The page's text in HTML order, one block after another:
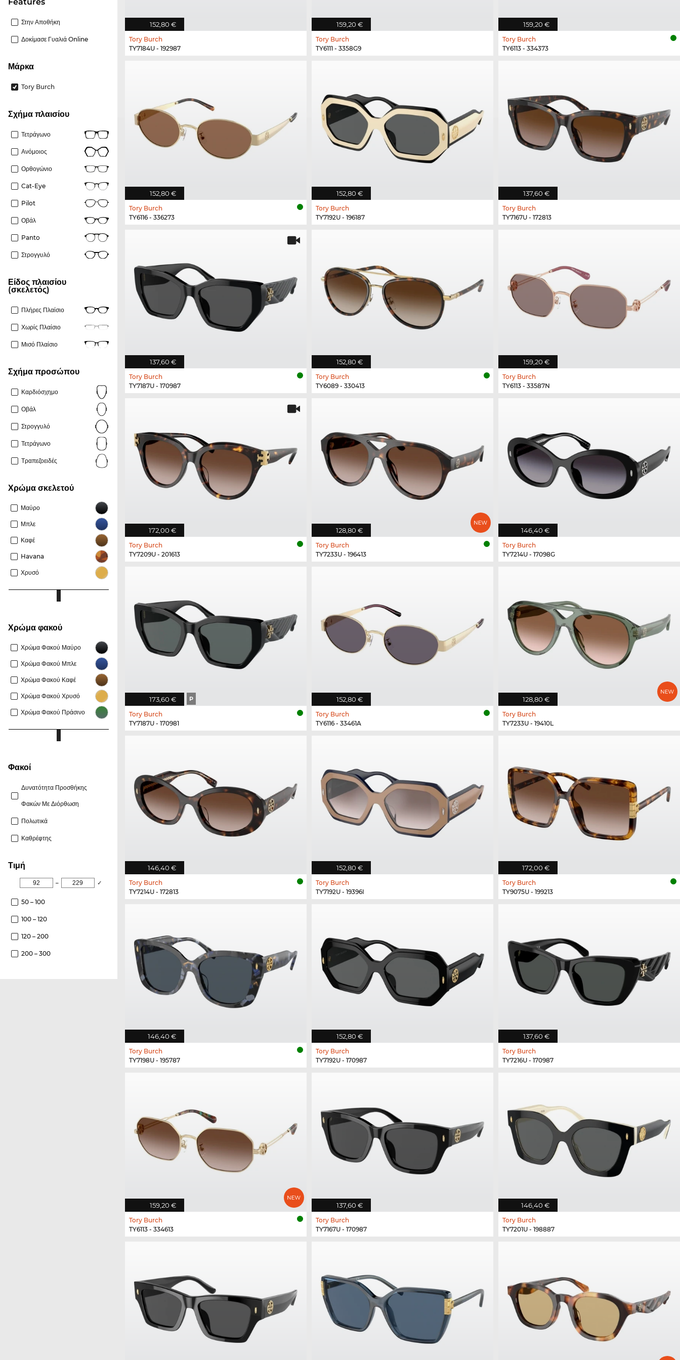
Στην Αποθήκη
Δοκίμασε Γυαλιά Online
Μάρκα
Tory Burch
Σχήμα πλαισίου
Τετράγωνο
Ανόμοιος
Ορθογώνιο
Cat-Eye
Pilot
Οβάλ
Panto
Στρογγυλό
Είδος πλαισίου
(σκελετός)
Πλήρες Πλαίσιο
Χωρίς Πλαίσιο
Μισό Πλαίσιο
Σχήμα προσώπου
Καρδιόσχημο
Οβάλ
Στρογγυλό
Τετράγωνο
Τραπεζοειδές
Χρώμα σκελετού
Μαύρο
Μπλε
Καφέ
Havana
Χρυσό
Χρώμα φακού
Χρώμα Φακού Μαύρο
Χρώμα Φακού Μπλε
Χρώμα Φακού Καφέ
Χρώμα Φακού Χρυσό
Χρώμα Φακού Πράσινο
φακοί
Δυνατότητα Προσθήκης
Φακών Με Διόρθωση
Πολωτικά
Καθρέφτης
Τιμή
– ✓
50 – 100
100 – 120
120 – 200
200 – 300
152,80 €
Tory Burch
TY7184U - 192987
159,20 €
Tory Burch
TY6111 - 3358G9
159,20 €
Tory Burch
TY6113 - 334373
152,80 €
Tory Burch
TY6116 - 336273
152,80 €
Tory Burch
TY7192U - 196187
137,60 €
Tory Burch
TY7167U - 172813
137,60 €
Tory Burch
TY7187U - 170987
152,80 €
Tory Burch
TY6089 - 330413
159,20 €
Tory Burch
TY6113 - 33587N
172,00 €
Tory Burch
TY7209U - 201613
128,80 €
Tory Burch
TY7233U - 196413
146,40 €
Tory Burch
TY7214U - 17098G
173,60 € P
Tory Burch
TY7187U - 170981
152,80 €
Tory Burch
TY6116 - 33461A
128,80 €
Tory Burch
TY7233U - 19410L
146,40 €
Tory Burch
TY7214U - 172813
152,80 €
Tory Burch
TY7192U - 19396I
172,00 €
Tory Burch
TY9075U - 199213
146,40 €
Tory Burch
TY7198U - 195787
152,80 €
Tory Burch
TY7192U - 170987
137,60 €
Tory Burch
TY7216U - 170987
159,20 €
Tory Burch
TY6113 - 334613
137,60 €
Tory Burch
TY7167U - 170987
146,40 €
Tory Burch
TY7201U - 198887